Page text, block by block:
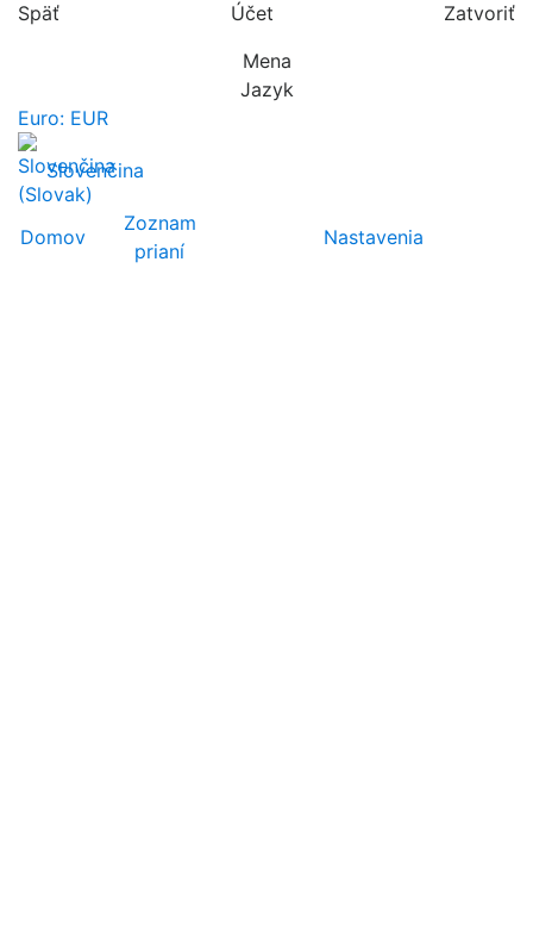
Späť
Účet
Zatvoriť
Mena
Jazyk
Euro: EUR
Slovenčina
Domov
Zoznam
prianí
Nastavenia